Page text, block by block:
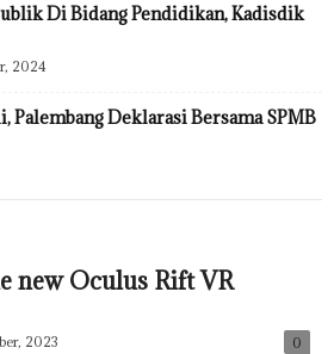
Di Bidang Pendidikan, Kadisdik
2024
Palembang Deklarasi Bersama SPMB
new Oculus Rift VR
2023 0